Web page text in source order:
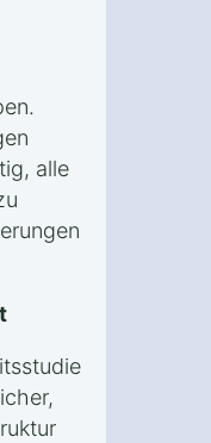
alle